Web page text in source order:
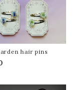
hair pins